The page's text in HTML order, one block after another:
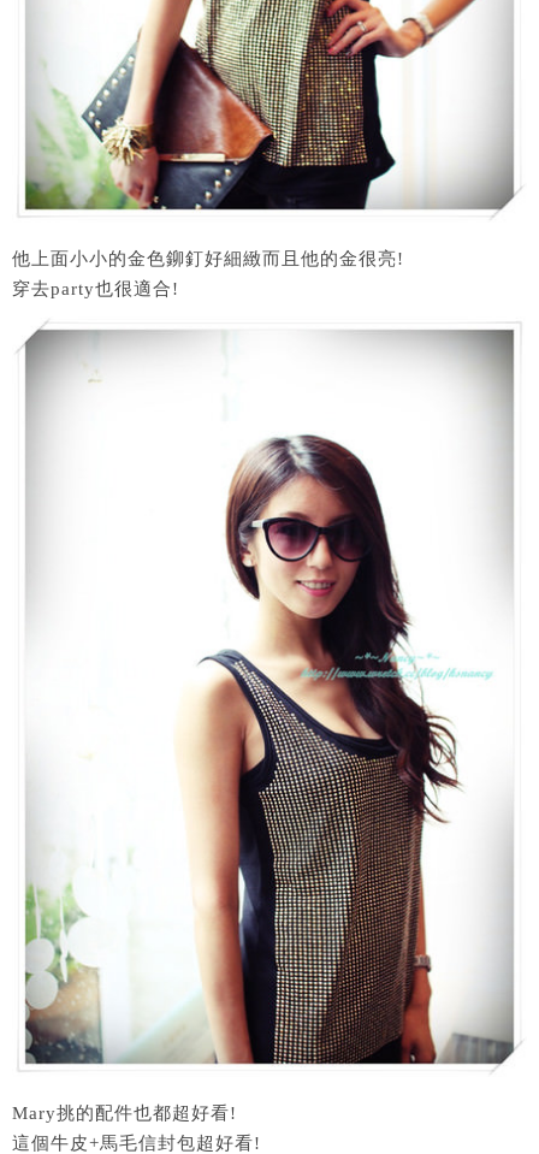
他上面小小的金色鉚釘好細緻而且他的金很亮!
穿去party也很適合!
Mary挑的配件也都超好看!
這個牛皮+馬毛信封包超好看!